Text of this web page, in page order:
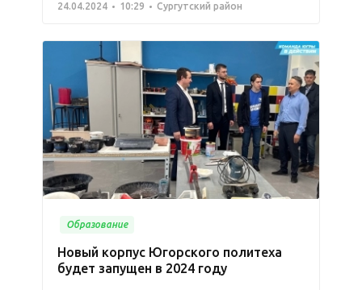
24.04.2024 10:29 Сургутский район
Образование
Новый корпус Югорского политеха
будет запущен в 2024 году